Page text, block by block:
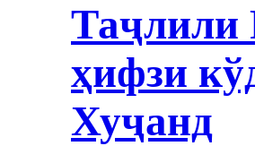
Таҷлили
ҳифзи
Хуҷанд